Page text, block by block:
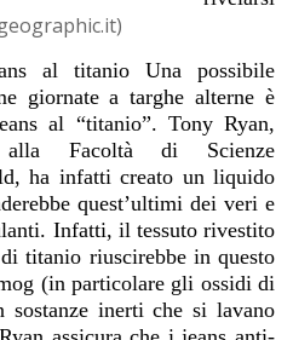
al titanio Una possibile
giornate a targhe alterne è
al “titanio”. Tony Ryan,
Facoltà di Scienze
ha infatti creato un liquido
quest’ultimi dei veri e
Infatti, il tessuto rivestito
titanio riuscirebbe in questo
(in particolare gli ossidi di
inerti che si lavano